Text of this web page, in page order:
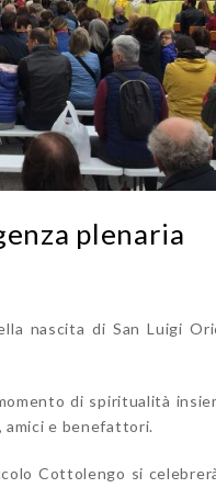
plenaria
nascita di San Luigi
di spiritualità
amici e benefattori.
Cottolengo si